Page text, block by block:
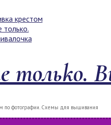
только.
по фотографии. Схемы для вышивания